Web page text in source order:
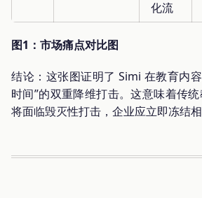
化流
图1：市场痛点对比图
结论：这张图证明了 Simi 在教育内
时间”的双重降维打击。这意味着传
将面临毁灭性打击，企业应立即冻结相